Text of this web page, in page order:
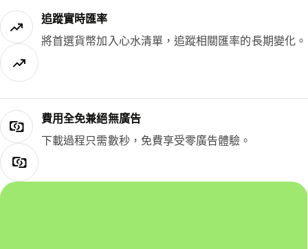
追蹤實時匯率
將首選貨幣加入心水清單，追蹤相關匯率的長期變化。
費用全免兼絕無廣告
下載過程只需數秒，免費享受零廣告體驗。